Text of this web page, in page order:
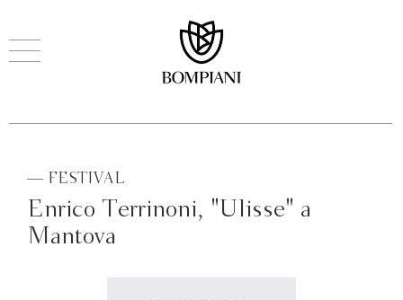
— FESTIVAL
Enrico Terrinoni, "Ulisse" a
Mantova